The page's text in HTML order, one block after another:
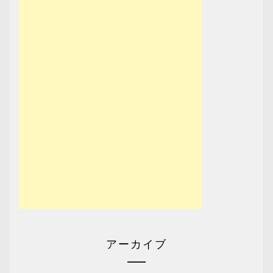
アーカイブ